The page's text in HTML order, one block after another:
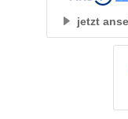
jetzt